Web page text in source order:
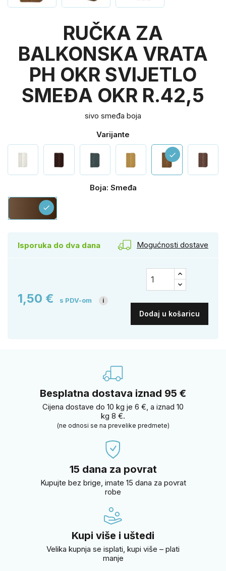
RUČKA ZA
BALKONSKA VRATA
PH OKR SVIJETLO
SMEĐA OKR R.42,5
sivo smeđa boja
Varijante
check
Boja: Smeđa
Smeđa
check
Isporuka do dva dana Mogućnosti dostave
1,50 € s PDV-om i
Dodaj u košaricu
Besplatna dostava iznad 95 €
Cijena dostave do 10 kg je 6 €, a iznad 10
kg 8 €.
(ne odnosi se na prevelike predmete)
15 dana za povrat
Kupujte bez brige, imate 15 dana za povrat
robe
Kupi više i uštedi
Velika kupnja se isplati, kupi više – plati
manje